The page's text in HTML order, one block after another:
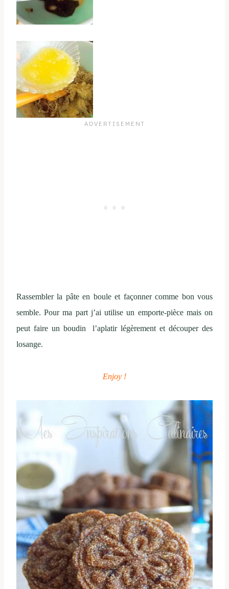
Rassembler la pâte en boule et façonner comme bon vous
semble. Pour ma part j’ai utilise un emporte-pièce mais on
peut faire un boudin l’aplatir légèrement et découper des
losange.
Enjoy !